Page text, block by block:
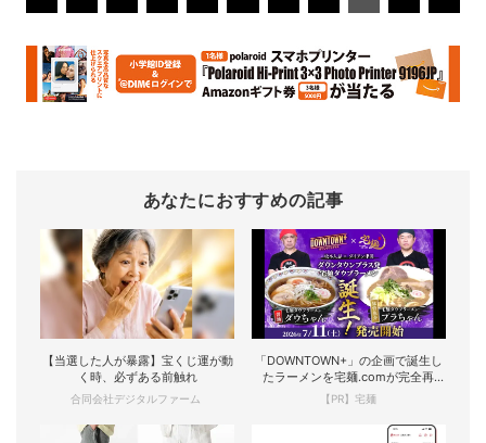
あなたにおすすめの記事
【当選した人が暴露】宝くじ運が動
く時、必ずある前触れ
合同会社デジタルファーム
「DOWNTOWN+」の企画で誕生し
たラーメンを宅麺.comが完全再
現！
【PR】宅麺